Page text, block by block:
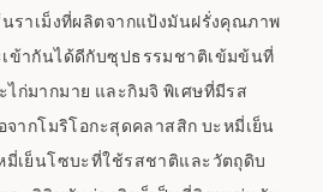
ราเม็งที่ผลิตจากแป้งมันฝรั่งคุณภาพ
ข้ากันได้ดีกับซุปธรรมชาติเข้มข้นที่
ก่มากมาย และกิมจิ พิเศษที่มีรส
จากโมริโอกะสุดคลาสสิก บะหมี่เย็น
เย็นโซบะที่ใช้รสชาติและวัตถุดิบ